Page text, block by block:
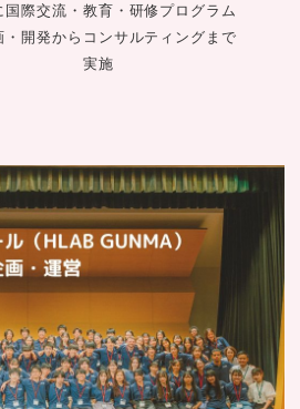
国際交流・教育・研修プログラム
・開発からコンサルティングまで
実施